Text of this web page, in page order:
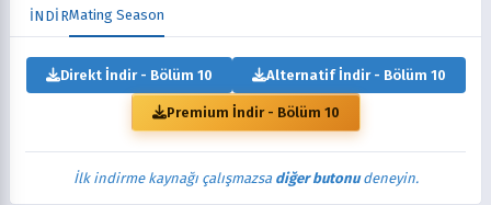
İNDİRMating Season
Direkt İndir - Bölüm 10 Alternatif İndir - Bölüm 10
Premium İndir - Bölüm 10
İlk indirme kaynağı çalışmazsa diğer butonudeneyin.